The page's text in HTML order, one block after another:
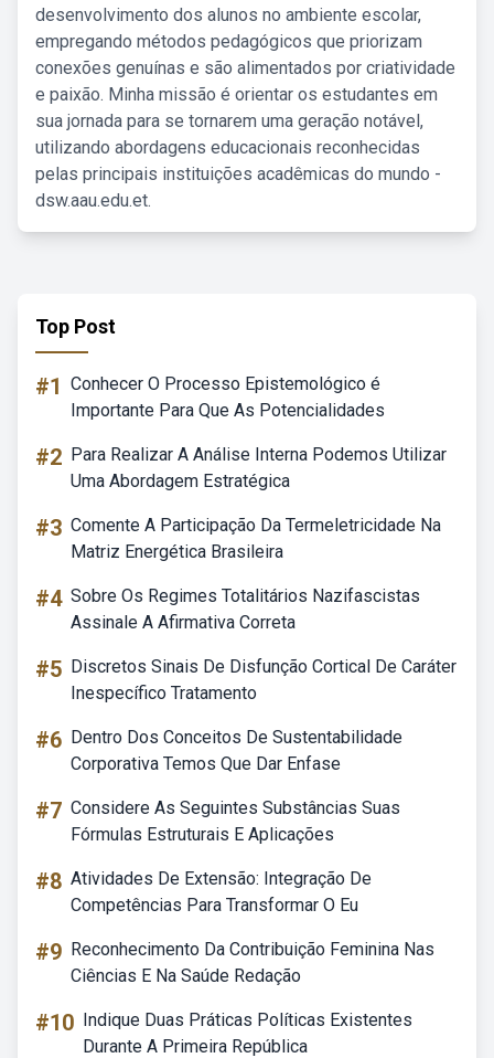
desenvolvimento dos alunos no ambiente escolar,
empregando métodos pedagógicos que priorizam
conexões genuínas e são alimentados por criatividade
e paixão. Minha missão é orientar os estudantes em
sua jornada para se tornarem uma geração notável,
utilizando abordagens educacionais reconhecidas
pelas principais instituições acadêmicas do mundo -
dsw.aau.edu.et.
Top Post
#1 Conhecer O Processo Epistemológico é
Importante Para Que As Potencialidades
#2 Para Realizar A Análise Interna Podemos Utilizar
Uma Abordagem Estratégica
#3 Comente A Participação Da Termeletricidade Na
Matriz Energética Brasileira
#4 Sobre Os Regimes Totalitários Nazifascistas
Assinale A Afirmativa Correta
#5 Discretos Sinais De Disfunção Cortical De Caráter
Inespecífico Tratamento
#6 Dentro Dos Conceitos De Sustentabilidade
Corporativa Temos Que Dar Enfase
#7 Considere As Seguintes Substâncias Suas
Fórmulas Estruturais E Aplicações
#8 Atividades De Extensão: Integração De
Competências Para Transformar O Eu
#9 Reconhecimento Da Contribuição Feminina Nas
Ciências E Na Saúde Redação
#10 Indique Duas Práticas Políticas Existentes
Durante A Primeira República